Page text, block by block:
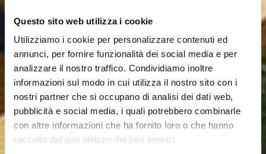
Questo sito web utilizza i cookie
Utilizziamo i cookie per personalizzare contenuti ed
annunci, per fornire funzionalità dei social media e per
analizzare il nostro traffico. Condividiamo inoltre
informazioni sul modo in cui utilizza il nostro sito con i
nostri partner che si occupano di analisi dei dati web,
pubblicità e social media, i quali potrebbero combinarle
con altre informazioni che ha fornito loro o che hanno
raccolto dal suo utilizzo dei loro servizi.